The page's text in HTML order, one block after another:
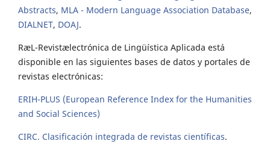
Abstracts, MLA - Modern Language Association Database,
DIALNET, DOAJ.
RæL-Revistælectrónica de Lingüística Aplicada está
disponible en las siguientes bases de datos y portales de
revistas electrónicas:
ERIH-PLUS (European Reference Index for the Humanities
and Social Sciences)
CIRC. Clasificación integrada de revistas científicas.